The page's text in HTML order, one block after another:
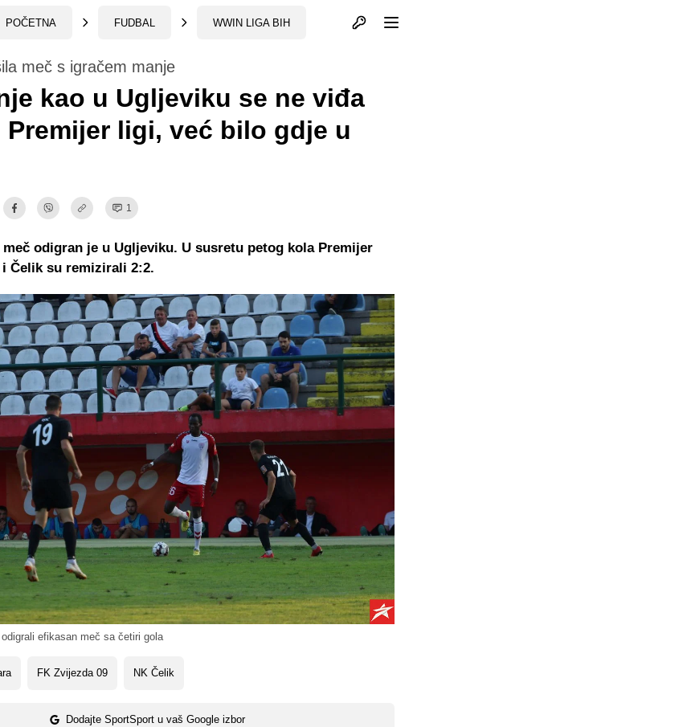
POČETNA FUDBAL WWIN LIGA BIH Otvori profil
efikasan meč sa četiri gola
meč s igračem manje
kao u Ugljeviku se ne viđa
ligi, već bilo gdje u
1
FK Zvijezda 09 NK Čelik
Dodajte SportSport u vaš Google izbor
meč odigran je u Ugljeviku. U susretu petog kola Premijer
Čelik su remizirali 2:2.